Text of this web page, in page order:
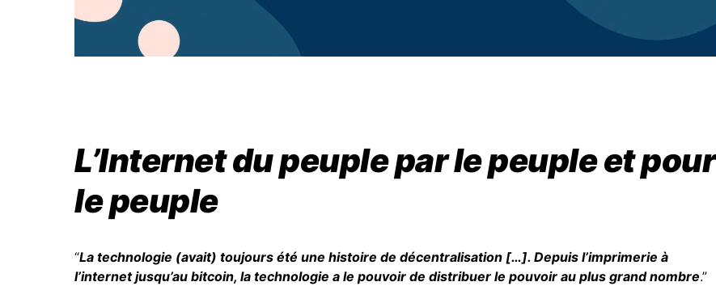
L’Internet du peuple par le peuple et pour
le peuple
“La technologie (avait) toujours été une histoire de décentralisation […]. Depuis l’imprimerie à
l’internet jusqu’au bitcoin, la technologie a le pouvoir de distribuer le pouvoir au plus grand nombre.”